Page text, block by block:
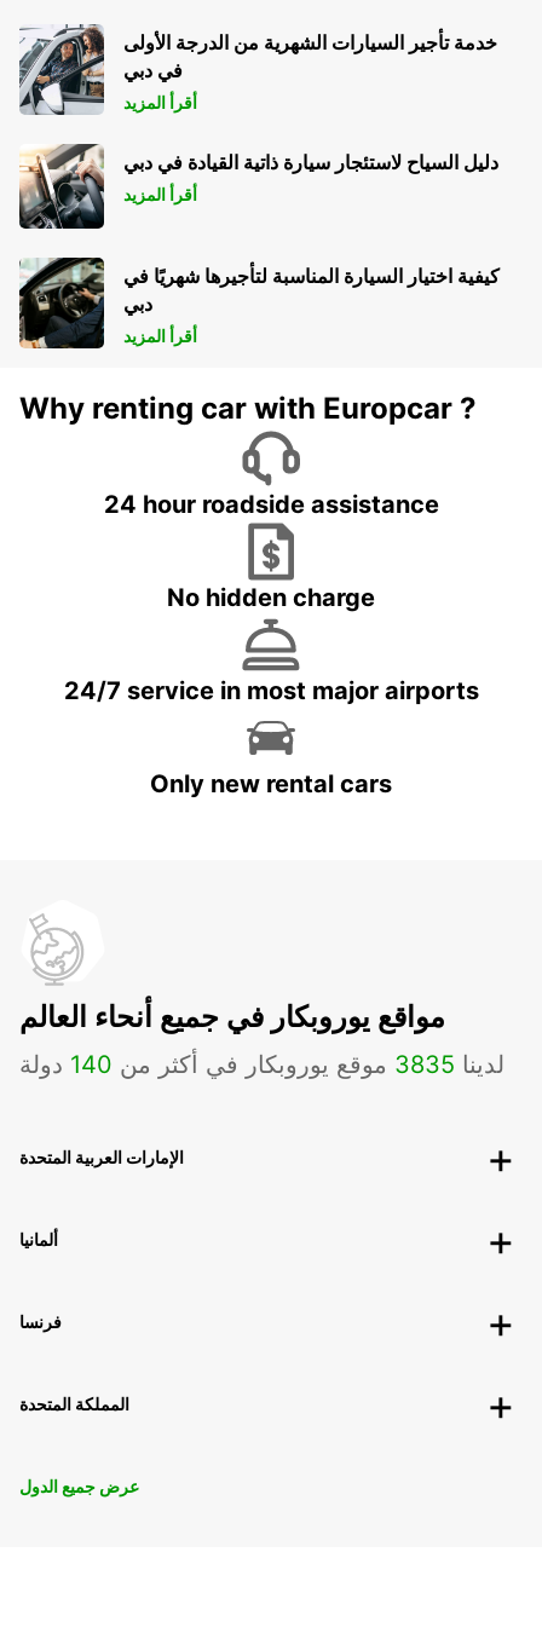
خدمة تأجير السيارات الشهرية من الدرجة الأولى
في دبي
أقرأ المزيد
دليل السياح لاستئجار سيارة ذاتية القيادة في دبي
أقرأ المزيد
كيفية اختيار السيارة المناسبة لتأجيرها شهريًا في
دبي
أقرأ المزيد
Why renting car with Europcar ?
24 hour roadside assistance
No hidden charge
24/7 service in most major airports
Only new rental cars
مواقع يوروبكار في جميع أنحاء العالم
لدينا 3835 موقع يوروبكار في أكثر من 140 دولة
الإمارات العربية المتحدة
ألمانيا
فرنسا
المملكة المتحدة
عرض جميع الدول